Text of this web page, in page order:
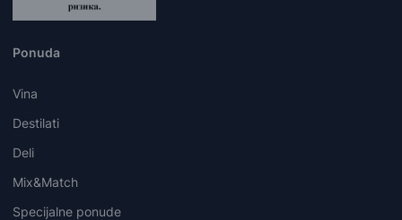
Ponuda
Vina
Destilati
Deli
Mix&Match
Specijalne ponude